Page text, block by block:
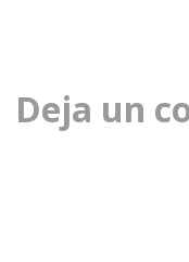
la
entrada
Deja un